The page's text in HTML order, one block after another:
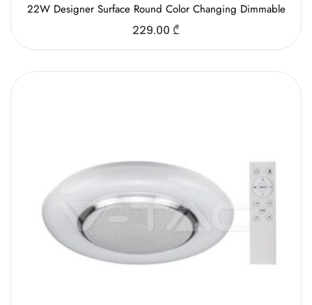
22W Designer Surface Round Color Changing Dimmable
229.00 ₾